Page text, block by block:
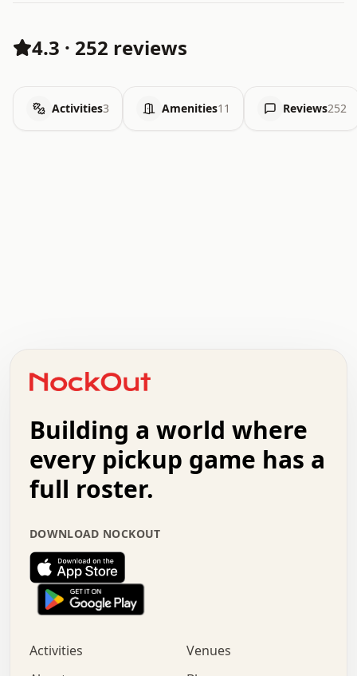
4.3 · 252 reviews
Activities3 Amenities11 Reviews252
+   .   .   .   .   .   .   .   .   .   +   .   .
.   .   .   .   .   .   .   .   .   .   .   :   .
.   .   .   .   +   .   .   .   .   .   .   .   +
.   :   .   .   .   .   .   .   .   .   o   .   .
.   .   x   .   .   .   .   .   .   :   .   .   o
.   .   .   .   :   .   .   .   .   o   .   .   .
.   .   .   .   .   .   .   :   .   .   .   .   .
.   .   .   .   .   .   .   +   .   .   x   .   .
.   .   .   .   .   :   +   .   .   .   .   .   o
.   .   .   .   .   .   .   .   .   .   .   .   .
.   .   :   o   .   .   .   .   .   .   .   +   .
.   o   .   .   .   .   x   .   .   .   .   .   .
+   .   o   .   .   .   .   o   .   .   .   .
Building a world where
every pickup game has a
full roster.
DOWNLOAD NOCKOUT
Activities
Venues